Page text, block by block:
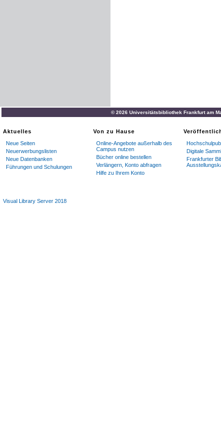
© 2026 Universitätsbibliothek Frankfurt am
Aktuelles
Neue Seiten
Neuerwerbungslisten
Neue Datenbanken
Führungen und Schulungen
Von zu Hause
Online-Angebote außerhalb des
Campus nutzen
Bücher online bestellen
Verlängern, Konto abfragen
Hilfe zu Ihrem Konto
Digitale
Frankfurter
Visual Library Server 2018